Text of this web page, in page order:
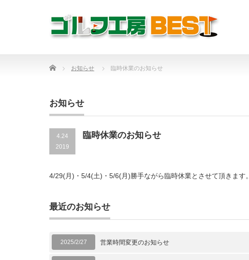
Home お知らせ 臨時休業のお知らせ
お知らせ
4.24
2019
臨時休業のお知らせ
4/29(月)・5/4(土)・5/6(月)勝手ながら臨時休業とさせて頂きます。
最近のお知らせ
2025/2/27 営業時間変更のお知らせ